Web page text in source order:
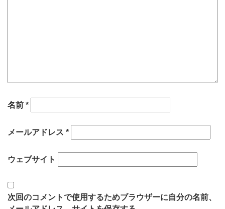
名前 *
メールアドレス *
ウェブサイト
次回のコメントで使用するためブラウザーに自分の名前、